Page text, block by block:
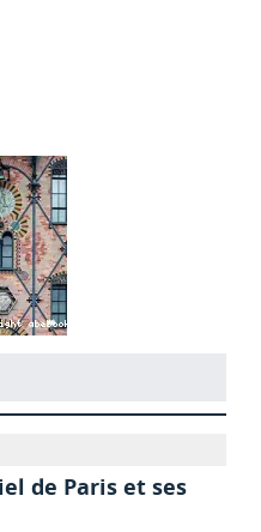
de Paris et ses